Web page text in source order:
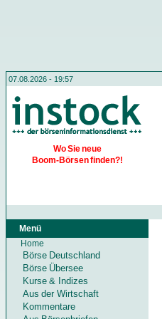
07.08.2026 - 19:57
Wo Sie neue
Boom-Börsen finden?!
Menü
Home
Börse Deutschland
Börse Übersee
Kurse & Indizes
Aus der Wirtschaft
Kommentare